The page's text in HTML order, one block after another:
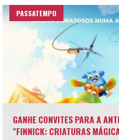
PASSATEMPO
GANHE CONVITES PARA A
"FINNICK: CRIATURAS